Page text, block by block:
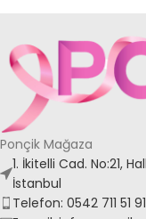
Ponçik Mağaza
1. İkitelli Cad. No:21,
İstanbul
Telefon: 0542 711 51 91